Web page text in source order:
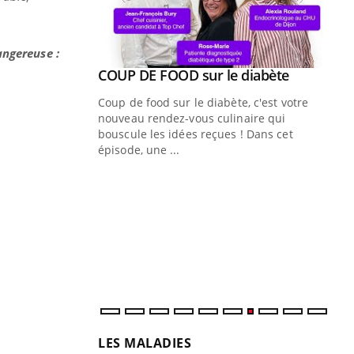
:
» pour Youtube
COUP DE FOOD sur le diabèteYoutube
Coup de food sur le diabète, c'est votre
nouveau rendez-vous culinaire qui
bouscule les idées reçues ! Dans cet
épisode, une ...
LES MALADIES